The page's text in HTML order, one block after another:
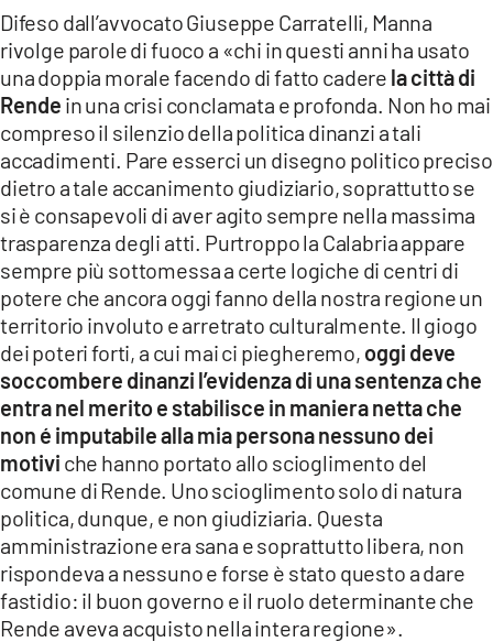
ANDROID
APPLE
Difeso dall’avvocato Giuseppe Carratelli, Manna
rivolge parole di fuoco a «chi in questi anni ha usato
una doppia morale facendo di fatto cadere la città di
Rende in una crisi conclamata e profonda. Non ho mai
compreso il silenzio della politica dinanzi a tali
accadimenti. Pare esserci un disegno politico preciso
dietro a tale accanimento giudiziario, soprattutto se
si è consapevoli di aver agito sempre nella massima
trasparenza degli atti. Purtroppo la Calabria appare
sempre più sottomessa a certe logiche di centri di
potere che ancora oggi fanno della nostra regione un
territorio involuto e arretrato culturalmente. Il giogo
dei poteri forti, a cui mai ci piegheremo, oggi deve
soccombere dinanzi l’evidenza di una sentenza che
entra nel merito e stabilisce in maniera netta che
non é imputabile alla mia persona nessuno dei
motivi che hanno portato allo scioglimento del
comune di Rende. Uno scioglimento solo di natura
politica, dunque, e non giudiziaria. Questa
amministrazione era sana e soprattutto libera, non
rispondeva a nessuno e forse è stato questo a dare
fastidio: il buon governo e il ruolo determinante che
Rende aveva acquisto nella intera regione».